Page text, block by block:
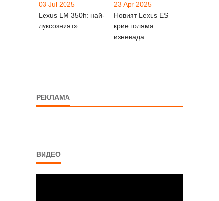
03 Jul 2025
Lexus LM 350h: най-
луксозният»
23 Apr 2025
Новият Lexus ES
крие голяма
изненада
РЕКЛАМА
ВИДЕО